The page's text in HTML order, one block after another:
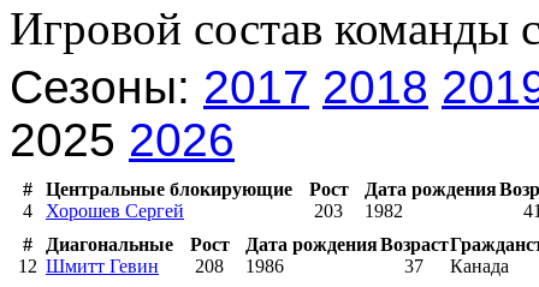
Игровой состав команды
Сезоны: 2017 2018
2025 2026
# Центральные блокирующие Рост Дата рождения
4
Хорошев Сергей 203 1982
#
Диагональные Рост Дата рожденияВозраст
12 Шмитт Гевин 208 1986 37
Канада